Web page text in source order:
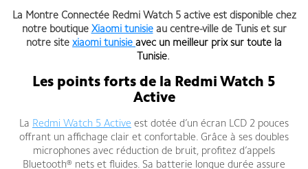
La Montre Connectée Redmi Watch 5 active est disponible chez
notre boutique Xiaomi tunisieau centre-ville de Tunis et sur
notre site xiaomi tunisie avec un meilleur prix sur toute la
Tunisie.
Les points forts de la Redmi Watch 5
Active
La Redmi Watch 5 Active est dotée d’un écran LCD 2 pouces
offrant un affichage clair et confortable. Grâce à ses doubles
microphones avec réduction de bruit, profitez d’appels
Bluetooth® nets et fluides. Sa batterie longue durée assure